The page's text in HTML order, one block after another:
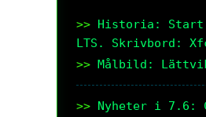
Historia: Start
LTS. Skrivbord:
Målbild:
Nyheter i 7.6: